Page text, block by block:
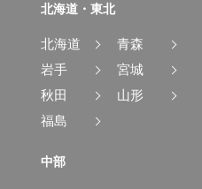
北海道・東北
北海道
青森
岩手
宮城
秋田
山形
福島
中部